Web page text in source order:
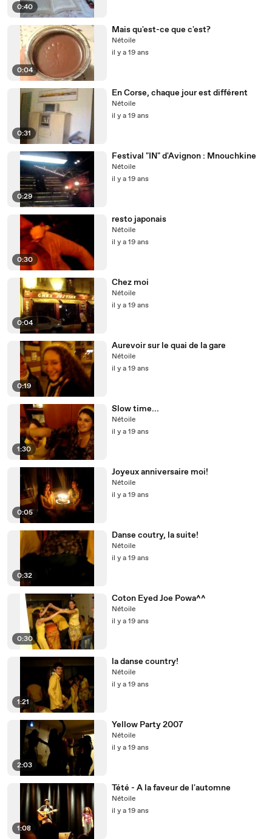
0:40
0:04
Mais qu'est-ce que c'est?
Nétoile
il y a 19 ans
0:31
En Corse, chaque jour est différent
Nétoile
il y a 19 ans
0:29
Festival "IN" d'Avignon : Mnouchkine
Nétoile
il y a 19 ans
0:30
resto japonais
Nétoile
il y a 19 ans
0:04
Chez moi
Nétoile
il y a 19 ans
0:19
Aurevoir sur le quai de la gare
Nétoile
il y a 19 ans
1:30
Slow time...
Nétoile
il y a 19 ans
0:05
Joyeux anniversaire moi!
Nétoile
il y a 19 ans
0:32
Danse coutry, la suite!
Nétoile
il y a 19 ans
0:30
Coton Eyed Joe Powa^^
Nétoile
il y a 19 ans
1:21
la danse country!
Nétoile
il y a 19 ans
2:03
Yellow Party 2007
Nétoile
il y a 19 ans
1:08
Tété - A la faveur de l'automne
Nétoile
il y a 19 ans